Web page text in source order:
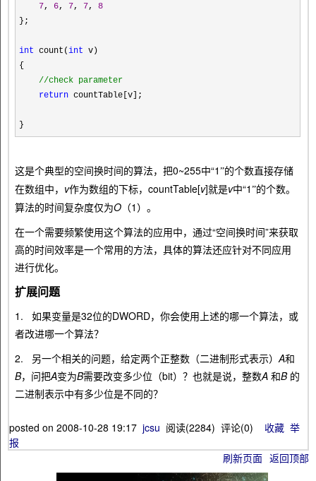
7, 6, 7, 7, 8
};
int count(int v)
{
//check parameter
return countTable[v];
}
这是个典型的空间换时间的算法，把0~255中“1 ”的个数直接存储
在数组中， v作为数组的下标，countTable[v]就是v中“1 ”的个数。
算法的时间复杂度仅为O （1）。
在一个需要频繁使用这个算法的应用中，通过“空间换时间”来获取
高的时间效率是一个常用的方法，具体的算法还应针对不同应用
进行优化。
扩展问题
1. 如果变量是32位的DWORD，你会使用上述的哪一个算法，或
者改进哪一个算法？
2. 另一个相关的问题，给定两个正整数（二进制形式表示） A和
B，问把A变为B需要改变多少位（bit）？也就是说，整数A 和B 的
二进制表示中有多少位是不同的？
posted on 2008-10-28 19:17 jcsu 阅读(2284) 评论(0) 收藏 举
报
刷新页面 返回顶部